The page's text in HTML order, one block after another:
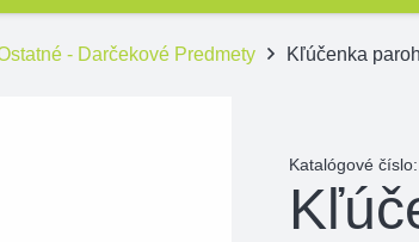
- Darčekové Predmety Kľúčenka
Katalógové číslo: